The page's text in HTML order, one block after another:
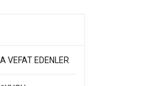
VEFAT EDENLER